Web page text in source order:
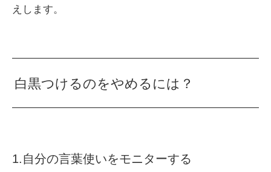
えします。
白黒つけるのをやめるには？
1.自分の言葉使いをモニターする